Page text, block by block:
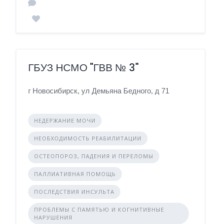
ГБУЗ НСМО "ГВВ № 3"
г Новосибирск, ул Демьяна Бедного, д 71
НЕДЕРЖАНИЕ МОЧИ
НЕОБХОДИМОСТЬ РЕАБИЛИТАЦИИ
ОСТЕОПОРОЗ, ПАДЕНИЯ И ПЕРЕЛОМЫ
ПАЛЛИАТИВНАЯ ПОМОЩЬ
ПОСЛЕДСТВИЯ ИНСУЛЬТА
ПРОБЛЕМЫ С ПАМЯТЬЮ И КОГНИТИВНЫЕ
НАРУШЕНИЯ